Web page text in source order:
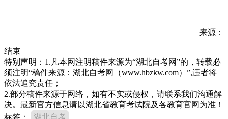
来源：
结束
特别声明：1.凡本网注明稿件来源为“湖北自考网”的，转载必
须注明“稿件来源：湖北自考网（www.hbzkw.com）”,违者将
依法追究责任；
2.部分稿件来源于网络，如有不实或侵权，请联系我们沟通解
决。最新官方信息请以湖北省教育考试院及各教育官网为准！
标签：
湖北自考